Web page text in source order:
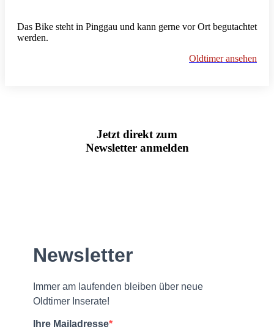
Das Bike steht in Pinggau und kann gerne vor Ort begutachtet
werden.
Oldtimer ansehen
Jetzt direkt zum
Newsletter anmelden